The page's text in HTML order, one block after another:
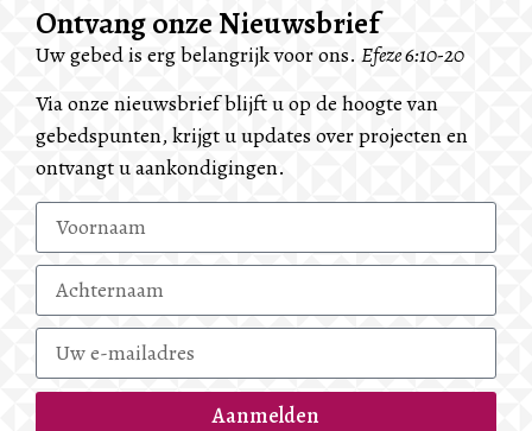
Ontvang onze Nieuwsbrief
Uw gebed is erg belangrijk voor ons. Efeze 6:10-20
Via onze nieuwsbrief blijft u op de hoogte van
gebedspunten, krijgt u updates over projecten en
ontvangt u aankondigingen.
Aanmelden